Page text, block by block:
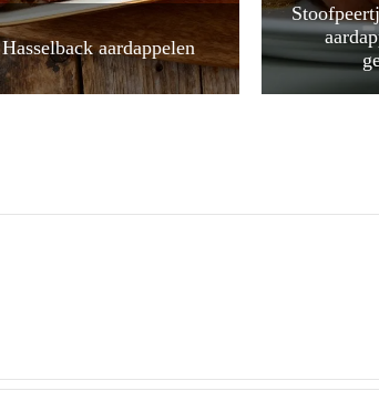
Hasselback aardappelen